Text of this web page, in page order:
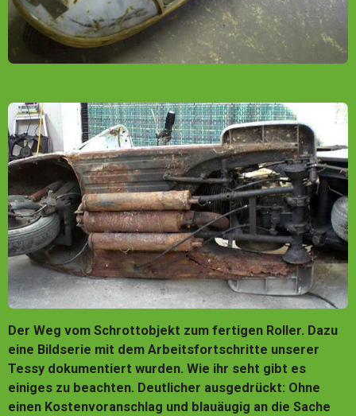
Der Weg vom Schrottobjekt zum fertigen Roller. Dazu
eine Bildserie mit dem Arbeitsfortschritte unserer
Tessy dokumentiert wurden. Wie ihr seht gibt es
einiges zu beachten. Deutlicher ausgedrückt: Ohne
einen Kostenvoranschlag und blauäugig an die Sache